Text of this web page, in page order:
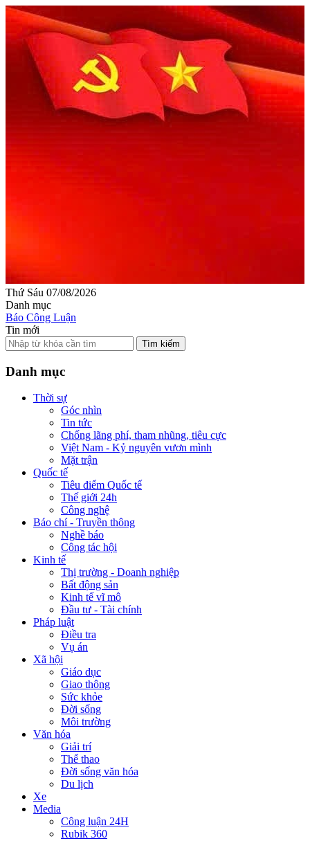
Thứ Sáu 07/08/2026
Danh mục
Báo Công Luận
Tin mới
Tìm kiếm
Danh mục
Thời sự
Góc nhìn
Tin tức
Chống lãng phí, tham nhũng, tiêu cực
Việt Nam - Kỷ nguyên vươn mình
Mặt trận
Quốc tế
Tiêu điểm Quốc tế
Thế giới 24h
Công nghệ
Báo chí - Truyền thông
Nghề báo
Công tác hội
Kinh tế
Thị trường - Doanh nghiệp
Bất động sản
Kinh tế vĩ mô
Đầu tư - Tài chính
Pháp luật
Điều tra
Vụ án
Xã hội
Giáo dục
Giao thông
Sức khỏe
Đời sống
Môi trường
Văn hóa
Giải trí
Thể thao
Đời sống văn hóa
Du lịch
Xe
Media
Công luận 24H
Rubik 360